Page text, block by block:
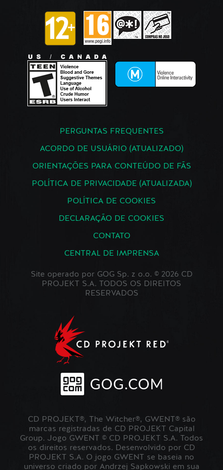
PERGUNTAS FREQUENTES
ACORDO DE USUÁRIO (ATUALIZADO)
ORIENTAÇÕES PARA CONTEÚDO DE FÃS
POLÍTICA DE PRIVACIDADE (ATUALIZADA)
POLÍTICA DE COOKIES
DECLARAÇÃO DE COOKIES
CONTATO
CENTRAL DE IMPRENSA
Site operado por GOG Sp. z o.o. © 2026 CD
PROJEKT S.A. TODOS OS DIREITOS
RESERVADOS
CD PROJEKT®, The Witcher®, GWENT® são
marcas registradas de CD PROJEKT Capital
Group. Jogo GWENT © CD PROJEKT S.A. Todos
os direitos reservados. Desenvolvido por CD
PROJEKT S.A. O jogo GWENT se baseia no
universo criado por Andrzej Sapkowski em sua